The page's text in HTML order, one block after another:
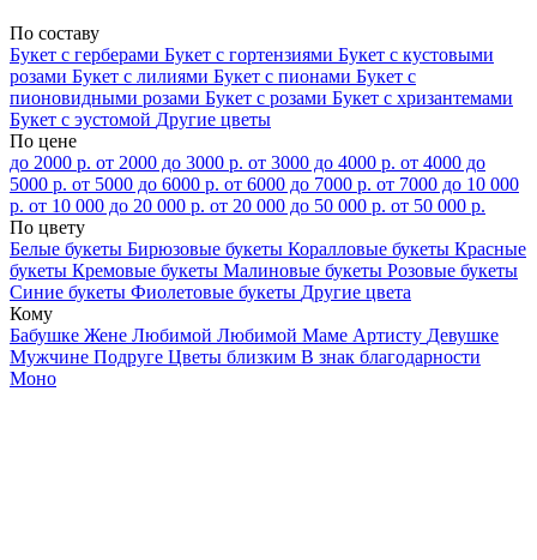
По составу
Букет с герберами Букет с гортензиями Букет с кустовыми
розами Букет с лилиями Букет с пионами Букет с
пионовидными розами Букет с розами Букет с хризантемами
Букет с эустомой Другие цветы
По цене
до 2000 р. от 2000 до 3000 р. от 3000 до 4000 р. от 4000 до
5000 р. от 5000 до 6000 р. от 6000 до 7000 р. от 7000 до 10 000
р. от 10 000 до 20 000 р. от 20 000 до 50 000 р. от 50 000 р.
По цвету
Белые букеты Бирюзовые букеты Коралловые букеты Красные
букеты Кремовые букеты Малиновые букеты Розовые букеты
Синие букеты Фиолетовые букеты Другие цвета
Кому
Бабушке Жене Любимой Любимой Маме Артисту Девушке
Мужчине Подруге Цветы близким В знак благодарности
Моно